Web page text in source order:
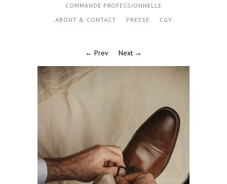
COMMANDE PROFESSIONNELLE
ABOUT & CONTACT
PRESSE CGV
← Prev Next →